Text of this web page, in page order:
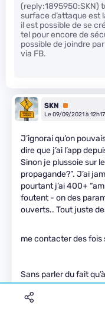
(reply:1895950:SKN)
surface d’attaque est
il est possible de se
tel pour encore de
possible de joindre
via FB.
SKN
Premium
Le 09/09/2021 à 12h17
J’ignorai qu’on
dire que j’ai l’app
Sinon je plussoie sur
propagande?”. J’ai
pourtant j’ai 400+
foutent - on des
ouverts.. Tout juste
me contacter des fois
Sans parler du fait
comptes sans n° de
partout.. j’ai le même